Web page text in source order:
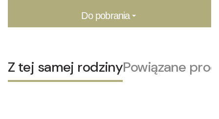
Do pobrania
Z tej samej rodzinyPowiązane